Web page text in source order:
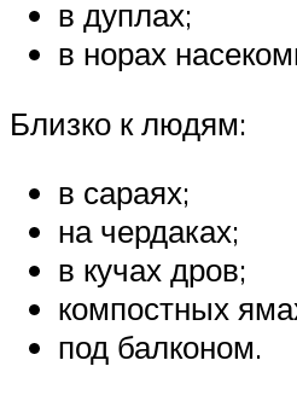
в дуплах;
в норах
Близко к людям:
в сараях;
на чердаках;
в кучах дров;
компостных
под балконом.